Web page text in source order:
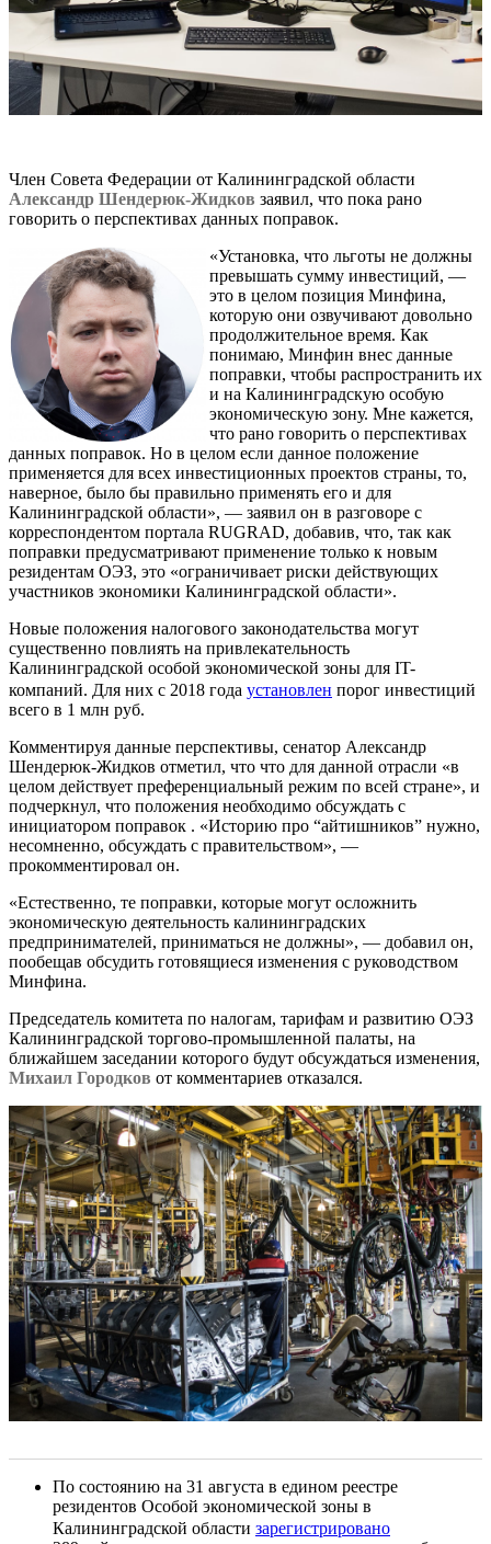
Член Совета Федерации от Калининградской области
Александр Шендерюк-Жидков заявил, что пока рано
говорить о перспективах данных поправок.
«Установка, что льготы не должны
превышать сумму инвестиций, —
это в целом позиция Минфина,
которую они озвучивают довольно
продолжительное время. Как
понимаю, Минфин внес данные
поправки, чтобы распространить их
и на Калининградскую особую
экономическую зону. Мне кажется,
что рано говорить о перспективах
данных поправок. Но в целом если данное положение
применяется для всех инвестиционных проектов страны, то,
наверное, было бы правильно применять его и для
Калининградской области», — заявил он в разговоре с
корреспондентом портала RUGRAD, добавив, что, так как
поправки предусматривают применение только к новым
резидентам ОЭЗ, это «ограничивает риски действующих
участников экономики Калининградской области».
Новые положения налогового законодательства могут
существенно повлиять на привлекательность
Калининградской особой экономической зоны для IT-
компаний. Для них с 2018 года установлен порог инвестиций
всего в 1 млн руб.
Комментируя данные перспективы, сенатор Александр
Шендерюк-Жидков отметил, что что для данной отрасли «в
целом действует преференциальный режим по всей стране», и
подчеркнул, что положения необходимо обсуждать с
инициатором поправок . «Историю про “айтишников” нужно,
несомненно, обсуждать с правительством», —
прокомментировал он.
«Естественно, те поправки, которые могут осложнить
экономическую деятельность калининградских
предпринимателей, приниматься не должны», — добавил он,
пообещав обсудить готовящиеся изменения с руководством
Минфина.
Председатель комитета по налогам, тарифам и развитию ОЭЗ
Калининградской торгово-промышленной палаты, на
ближайшем заседании которого будут обсуждаться изменения,
Михаил Городков от комментариев отказался.
По состоянию на 31 августа в едином реестре
резидентов Особой экономической зоны в
Калининградской области зарегистрировано